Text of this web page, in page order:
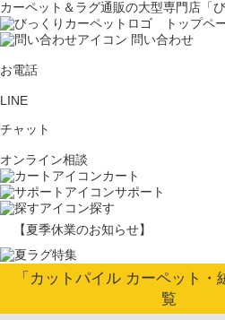
カーペット＆ラグ通販の大型専門店「
問い合わせ
お電話
LINE
チャット
オンライン相談
カート
サポート
探す
【夏季休業のお知らせ】
「 カットパイル カーペット・
覧